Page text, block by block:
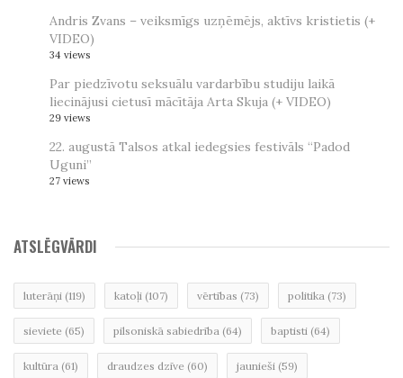
Andris Zvans – veiksmīgs uzņēmējs, aktīvs kristietis (+
VIDEO)
34 views
Par piedzīvotu seksuālu vardarbību studiju laikā
liecinājusi cietusī mācītāja Arta Skuja (+ VIDEO)
29 views
22. augustā Talsos atkal iedegsies festivāls “Padod
Uguni”
27 views
ATSLĒGVĀRDI
luterāņi (119) katoļi (107) vērtības (73) politika (73)
sieviete (65) pilsoniskā sabiedrība (64) baptisti (64)
kultūra (61) draudzes dzīve (60) jaunieši (59)